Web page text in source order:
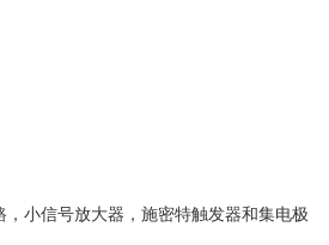
小信号放大器，施密特触发器和集电极